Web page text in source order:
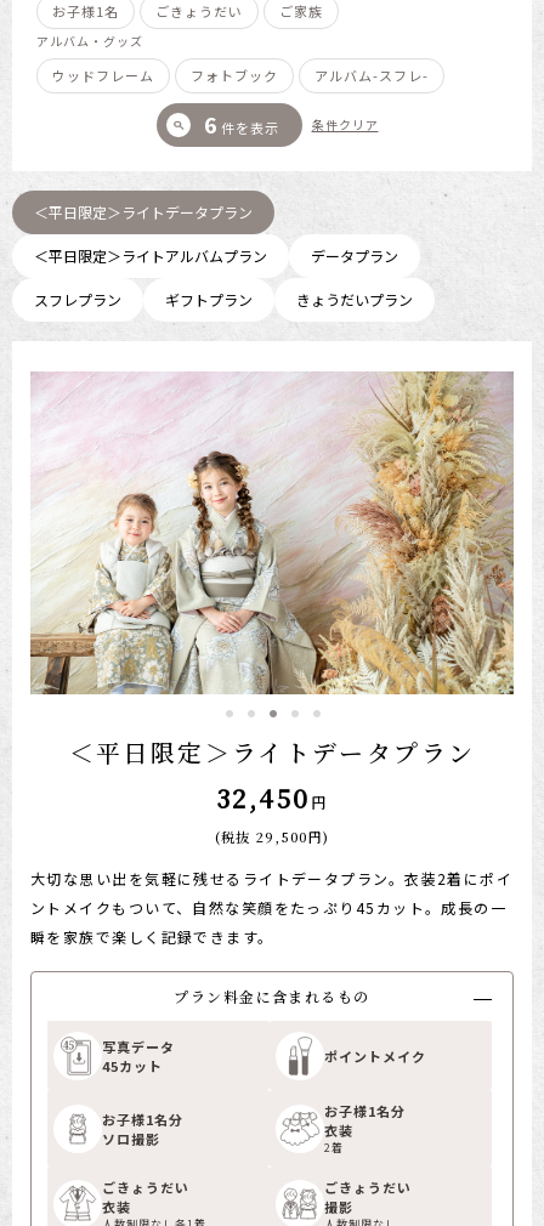
お子様1名 ごきょうだい ご家族
アルバム・グッズ
ウッドフレーム フォトブック アルバム-スフレ-
search 6 件を表示 条件クリア
＜平日限定＞ライトデータプラン
＜平日限定＞ライトアルバムプラン データプラン
スフレプラン ギフトプラン きょうだいプラン
＜平日限定＞ライトデータプラン
32,450 円
(税抜 29,500円)
大切な思い出を気軽に残せるライトデータプラン。衣装2着にポイ
ントメイクもついて、自然な笑顔をたっぷり45カット。成長の一
瞬を家族で楽しく記録できます。
プラン料金に含まれるもの
写真データ
45カット
ポイントメイク
お子様1名分
ソロ撮影
お子様1名分
衣装
2着
ごきょうだい
衣装
ごきょうだい
撮影